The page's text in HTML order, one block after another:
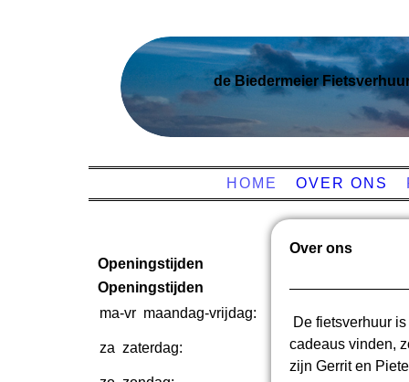
de Biedermeier
HOME OVER ONS
Over ons
De fietsverhuur
cadeaus vinden,
zijn Gerrit en
Openingstijden
Openingstijden
ma-vr maandag-vrijdag:
08:00-
18:00
za zaterdag:
08:00-
17:00